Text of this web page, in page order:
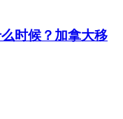
时候？加拿大移